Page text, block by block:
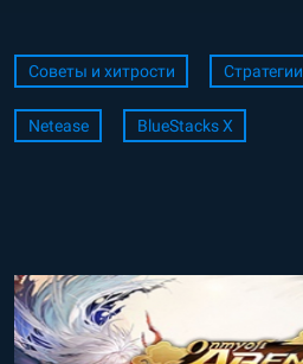
Советы и хитрости Стратегии
Netease BlueStacks X